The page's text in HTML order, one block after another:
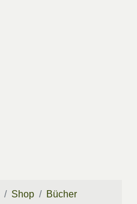
Shop
Bücher